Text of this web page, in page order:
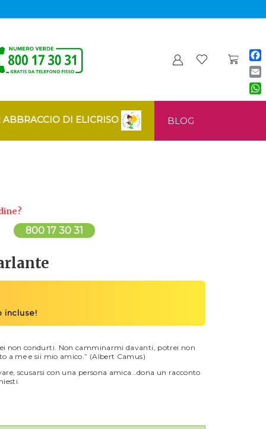
ABBRACCIO DI ELICRISO BLOG
800 17 30 31
non condurti. Non camminarmi davanti, potrei non
a me e sii mio amico.” (Albert Camus)
scusarsi con una persona amica…dona un racconto